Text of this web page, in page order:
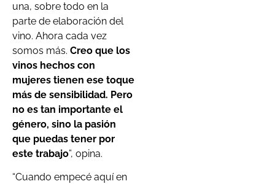
una, sobre todo en la
parte de elaboración del
vino. Ahora cada vez
somos más. Creo que los
vinos hechos con
mujeres tienen ese toque
más de sensibilidad. Pero
no es tan importante el
género, sino la pasión
que puedas tener por
este trabajo”, opina.
“Cuando empecé aquí en